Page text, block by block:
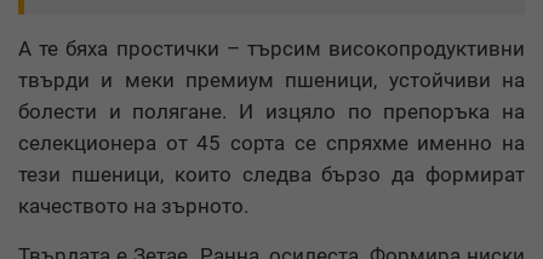
А те бяха простички – търсим високопродуктивни
твърди и меки премиум пшеници, устойчиви на
болести и полягане. И изцяло по препоръка на
селекционера от 45 сорта се спряхме именно на
тези пшеници, които следва бързо да формират
качеството на зърното.